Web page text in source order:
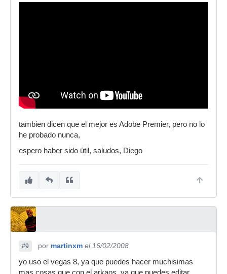
tambien dicen que el mejor es Adobe Premier, pero no lo
he probado nunca,
espero haber sido útil, saludos, Diego
#9 por martinxm el 16/02/2008
yo uso el vegas 8, ya que puedes hacer muchisimas
mas cosas que con el arkaos, ya que puedes editar